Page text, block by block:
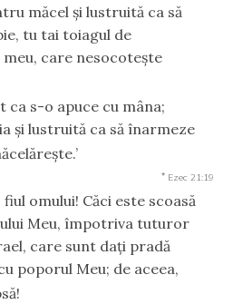
măcel şi lustruită ca să
tu tai toiagul de
care nesocoteşte
ca s-o apuce cu mâna;
şi lustruită ca să înarmeze
* Ezec 21:19
omului! Căci este scoasă
Meu, împotriva tuturor
care sunt daţi pradă
poporul Meu; de aceea,